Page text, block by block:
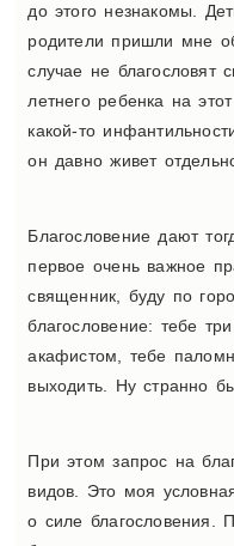
до этого незнакомы.
родители пришли мне
случае не благословят
летнего ребенка на
какой-то
он давно живет
Благословение дают
первое очень важное
священник, буду по
благословение: тебе
акафистом, тебе
выходить. Ну странно
При этом запрос на
видов. Это моя
о силе благословения.